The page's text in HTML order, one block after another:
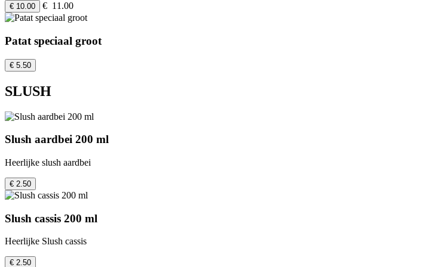
€ 10.00 € 11.00
Patat speciaal groot
€ 5.50
SLUSH
Slush aardbei 200 ml
Heerlijke slush aardbei
€ 2.50
Slush cassis 200 ml
Heerlijke Slush cassis
€ 2.50